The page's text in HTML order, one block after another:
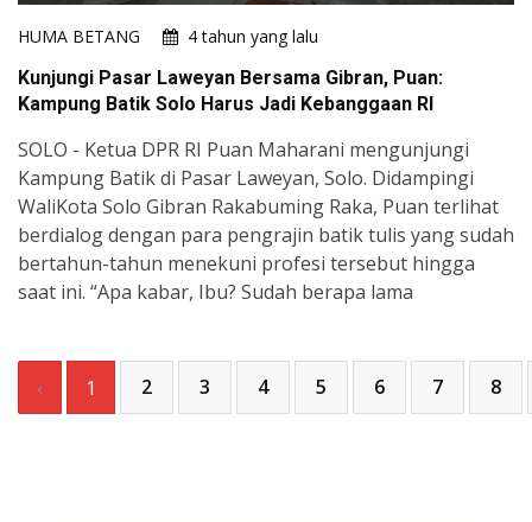
HUMA BETANG
4 tahun yang lalu
Kunjungi Pasar Laweyan Bersama Gibran, Puan:
Kampung Batik Solo Harus Jadi Kebanggaan RI
SOLO - Ketua DPR RI Puan Maharani mengunjungi
Kampung Batik di Pasar Laweyan, Solo. Didampingi
WaliKota Solo Gibran Rakabuming Raka, Puan terlihat
berdialog dengan para pengrajin batik tulis yang sudah
bertahun-tahun menekuni profesi tersebut hingga
saat ini. “Apa kabar, Ibu? Sudah berapa lama
‹ 1 2 3 4 5 6 7 8